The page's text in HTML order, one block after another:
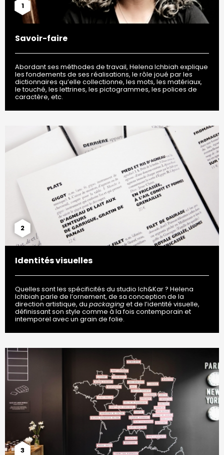
1
Savoir-faire
Abordant ses méthodes de travail, Helena Ichbiah explique
les fondements de ses réalisations, le rôle joué par les
dictionnaires qu’elle collectionne, les mots, les matériaux,
le touché, les lettrines, les pictogrammes, les polices de
caractère, etc.
2
Identités visuelles
Quelles sont les spécificités du studio Ich&Kar ? Helena
Ichbiah parle de l’ornement, de sa conception de la
direction artistique, du packaginget de l’identité visuelle,
définissant son style comme à la fois contemporain et
intemporel avec un grain de folie.
3